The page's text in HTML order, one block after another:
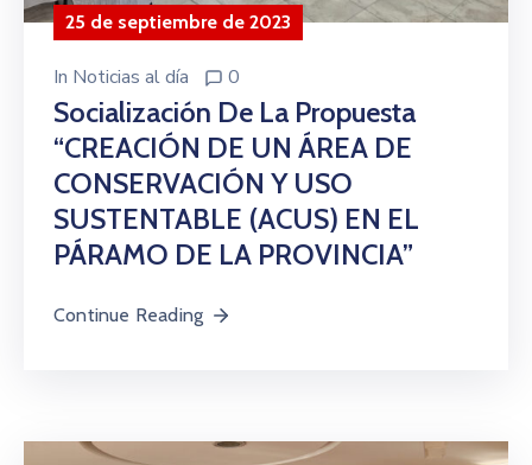
25 de septiembre de 2023
In Noticias al día 0
Socialización De La Propuesta
“CREACIÓN DE UN ÁREA DE
CONSERVACIÓN Y USO
SUSTENTABLE (ACUS) EN EL
PÁRAMO DE LA PROVINCIA”
Continue Reading